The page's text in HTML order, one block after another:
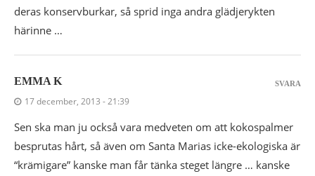
deras konservburkar, så sprid inga andra glädjerykten
härinne …
EMMA K
17 december, 2013 - 21:39
Sen ska man ju också vara medveten om att kokospalmer
besprutas hårt, så även om Santa Marias icke-ekologiska är
“krämigare” kanske man får tänka steget längre … kanske
SVARA